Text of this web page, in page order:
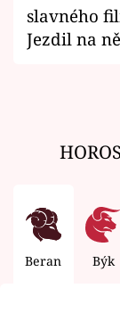
slavného
Jezdil na
Beran Býk